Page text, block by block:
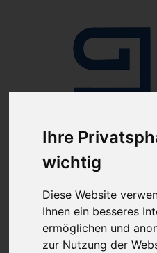
Ihre
wichtig
Diese Website
Ihnen ein besseres
ermöglichen und
zur Nutzung der